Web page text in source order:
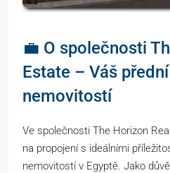
💼 O společnosti
Estate – Váš
nemovitostí
Ve společnosti The Horizon
na propojení s ideálními
nemovitostí v Egyptě. Jako